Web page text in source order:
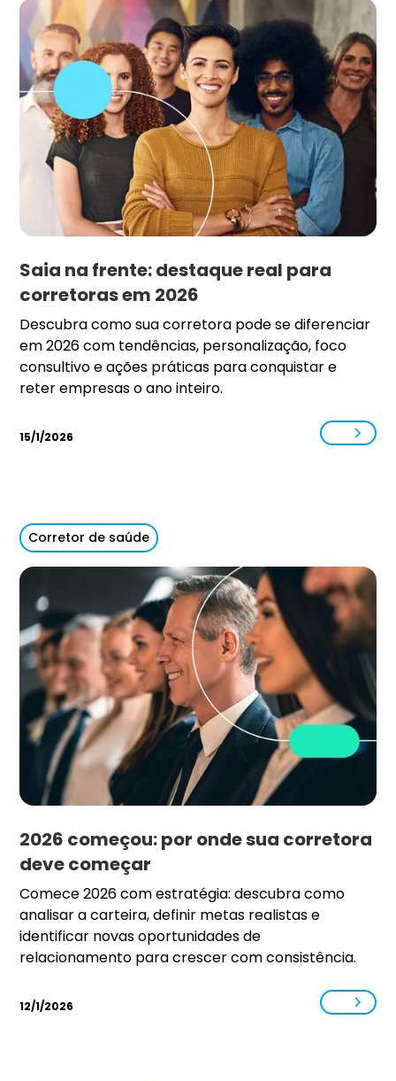
Saia na frente: destaque real para
corretoras em 2026
Descubra como sua corretora pode se diferenciar
em 2026 com tendências, personalização, foco
consultivo e ações práticas para conquistar e
reter empresas o ano inteiro.
15/1/2026
Corretor de saúde
2026 começou: por onde sua corretora
deve começar
Comece 2026 com estratégia: descubra como
analisar a carteira, definir metas realistas e
identificar novas oportunidades de
relacionamento para crescer com consistência.
12/1/2026